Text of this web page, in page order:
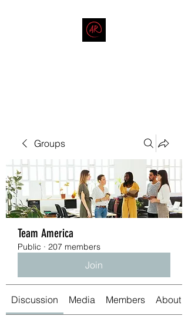
Groups
Team America
Public · 207 members
Join
Discussion Media Members About